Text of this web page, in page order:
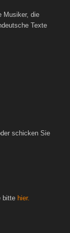
Musiker, die
Texte
schicken Sie
bitte hier.